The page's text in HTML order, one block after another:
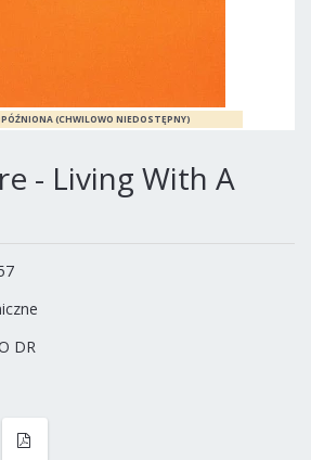
- Living With A
DR